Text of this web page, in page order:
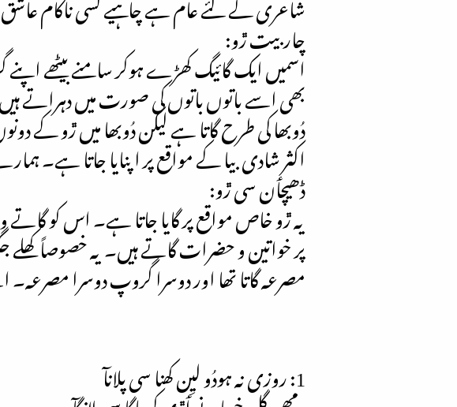
چاربیت ڙو:
اسمیں ایک گائیگ کھڑے ہوکر سامنے بیٹھے
بھی اسے باتوں باتوں کی صورت میں دہراتے
دُوبھا کی طرح گاتا ہے لیکن دُوبھا میں ڙو کے
اکثر شادی بیا کے مواقع پر اپنایا جاتا
ڈھیچٲن سی ڙو:
یہ ڙو خاص مواقع پر گایا جاتا ہے۔ اس کو
پر خواتین و حضرات گاتے ہیں۔ یہ خصوصاً
مصرعہ گاتا تھا اور دوسرا گروپ دوسرا
1: روزی نہ ہودُو لیِن کھنا سی پلانآ